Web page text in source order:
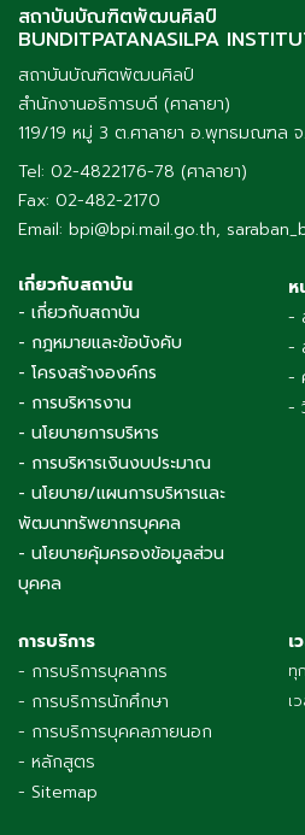
สถาบันบัณฑิตพัฒนศิลป์
BUNDITPATANASILPA
สถาบันบัณฑิตพัฒนศิลป์
สำนักงานอธิการบดี (ศาลายา)
119/19 หมู่ 3 ต.ศาลายา อ.พุทธมณฑล
Tel: 02-4822176-78 (ศาลายา)
Fax: 02-482-2170
Email: bpi@bpi.mail.go.th,
เกี่ยวกับสถาบัน
- เกี่ยวกับสถาบัน
- กฎหมายและข้อบังคับ
- โครงสร้างองค์กร
- การบริหารงาน
- นโยบายการบริหาร
- การบริหารเงินงบประมาณ
- นโยบาย/แผนการบริหารและ
พัฒนาทรัพยากรบุคคล
- นโยบายคุ้มครองข้อมูลส่วน
บุคคล
ห
-
-
-
-
การบริการ
- การบริการบุคลากร
- การบริการนักศึกษา
- การบริการบุคคลภายนอก
- หลักสูตร
- Sitemap
เ
ทุ
เ